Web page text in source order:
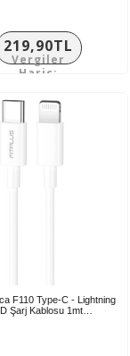
219,90TL
Vergiler
Hariç:
F110 Type-C - Lightning
Şarj Kablosu 1mt…